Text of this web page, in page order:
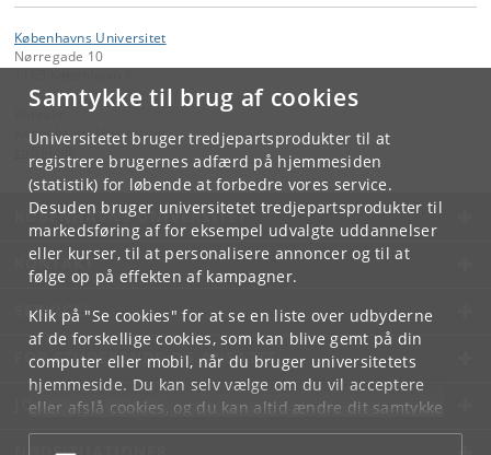
Samtykke til brug af cookies
Universitetet bruger tredjepartsprodukter til at
registrere brugernes adfærd på hjemmesiden
(statistik) for løbende at forbedre vores service.
Desuden bruger universitetet tredjepartsprodukter til
markedsføring af for eksempel udvalgte uddannelser
eller kurser, til at personalisere annoncer og til at
følge op på effekten af kampagner.
Klik på "Se cookies" for at se en liste over udbyderne
af de forskellige cookies, som kan blive gemt på din
computer eller mobil, når du bruger universitetets
hjemmeside. Du kan selv vælge om du vil acceptere
eller afslå cookies, og du kan altid ændre dit samtykke
underCookie- og privatlivspolitiksom du finder i
Københavns Universitet
Nørregade 10
Københavns Universitet
KØBENHAVNS UNIVERSITET
KONTAKT
SERVICES
FOR STUDERENDE OG ANSATTE
JOB OG KARRIERE